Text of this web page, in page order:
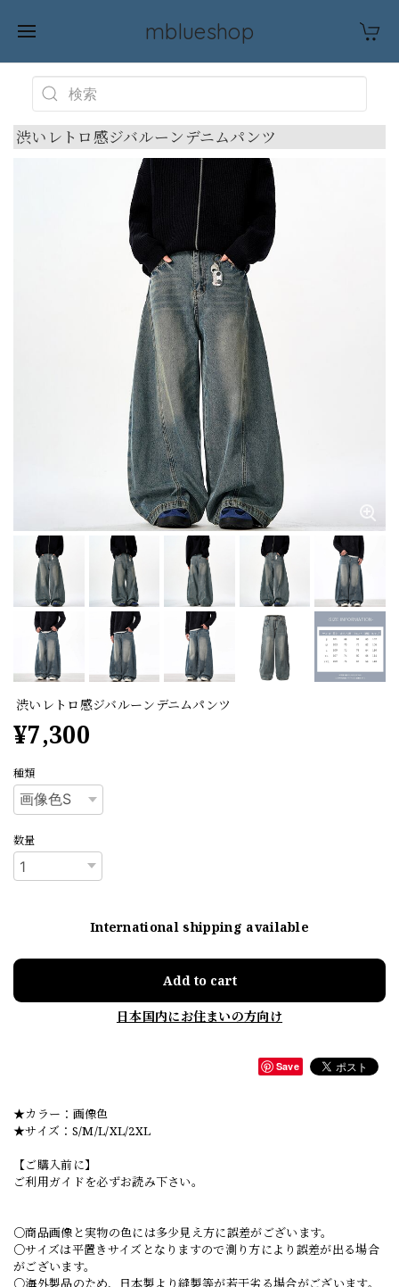
mblueshop
渋いレトロ感ジバルーンデニムパンツ
渋いレトロ感ジバルーンデニムパンツ
¥7,300
種類
数量
International shipping available
Add to cart
日本国内にお住まいの方向け
Save
★カラー：画像色
★サイズ：S/M/L/XL/2XL
【ご購入前に】
ご利用ガイドを必ずお読み下さい。
○商品画像と実物の色には多少見え方に誤差がございます。
○サイズは平置きサイズとなりますので測り方により誤差が出る場合
がございます。
○海外製品のため、日本製より縫製等が若干劣る場合がございます。